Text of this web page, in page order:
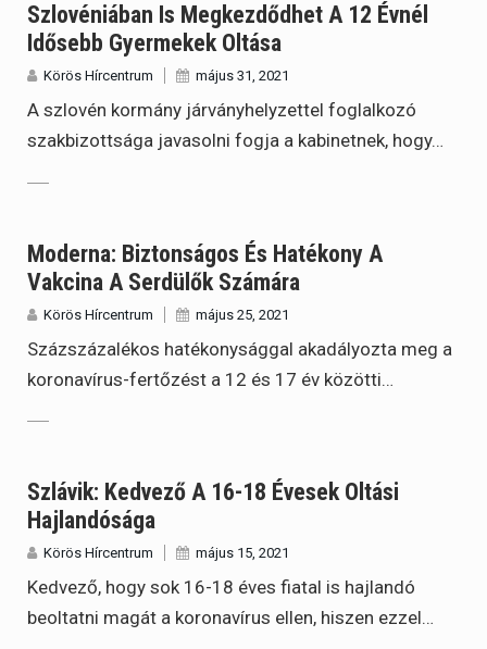
Szlovéniában Is Megkezdődhet A 12 Évnél
Idősebb Gyermekek Oltása
Körös Hírcentrum május 31, 2021
A szlovén kormány járványhelyzettel foglalkozó
szakbizottsága javasolni fogja a kabinetnek, hogy…
Moderna: Biztonságos És Hatékony A
Vakcina A Serdülők Számára
Körös Hírcentrum május 25, 2021
Százszázalékos hatékonysággal akadályozta meg a
koronavírus-fertőzést a 12 és 17 év közötti…
Szlávik: Kedvező A 16-18 Évesek Oltási
Hajlandósága
Körös Hírcentrum május 15, 2021
Kedvező, hogy sok 16-18 éves fiatal is hajlandó
beoltatni magát a koronavírus ellen, hiszen ezzel…